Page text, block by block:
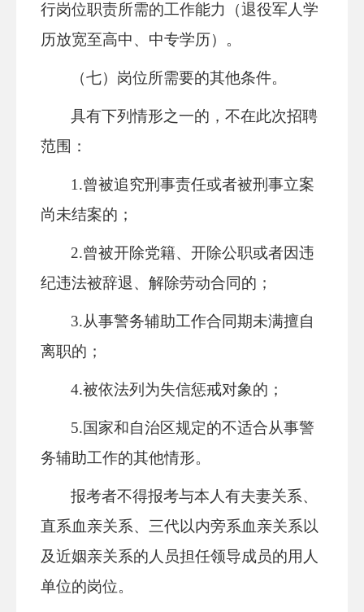
行岗位职责所需的工作能力（退役军人学
历放宽至高中、中专学历）。
（七）岗位所需要的其他条件。
具有下列情形之一的，不在此次招聘
范围：
1.曾被追究刑事责任或者被刑事立案
尚未结案的；
2.曾被开除党籍、开除公职或者因违
纪违法被辞退、解除劳动合同的；
3.从事警务辅助工作合同期未满擅自
离职的；
4.被依法列为失信惩戒对象的；
5.国家和自治区规定的不适合从事警
务辅助工作的其他情形。
报考者不得报考与本人有夫妻关系、
直系血亲关系、三代以内旁系血亲关系以
及近姻亲关系的人员担任领导成员的用人
单位的岗位。